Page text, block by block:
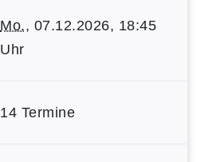
Mo., 07.12.2026, 18:45
Uhr
14 Termine